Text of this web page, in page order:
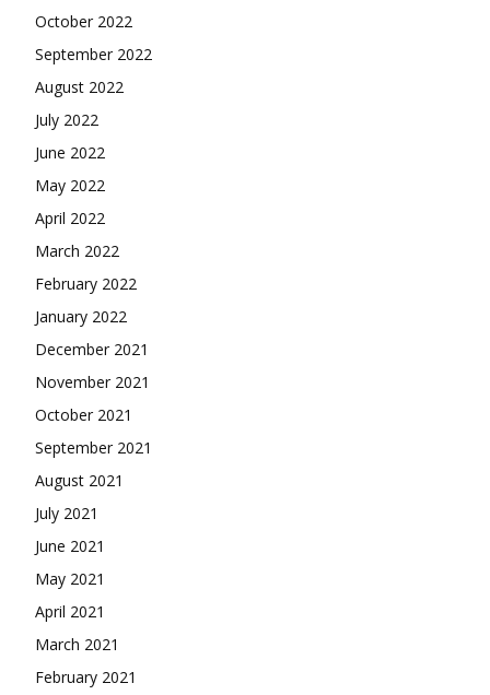
October 2022
September 2022
August 2022
July 2022
June 2022
May 2022
April 2022
March 2022
February 2022
January 2022
December 2021
November 2021
October 2021
September 2021
August 2021
July 2021
June 2021
May 2021
April 2021
March 2021
February 2021